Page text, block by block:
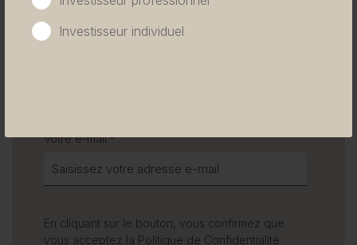
Investisseur individuel
Votre e-mail *
En cliquant sur le bouton, vous confirmez que
vous acceptez la Politique de Confidentialité